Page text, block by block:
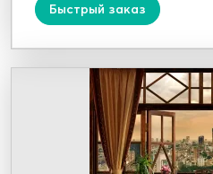
Быстрый заказ